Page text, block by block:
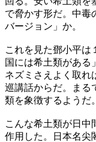
で脅かす形だ。中毒
バージョン」か。
これを見た鄧小平は
国には希土類がある
ネズミさえよく取れ
巡講話からだ。まる
類を象徴するようだ。
こんな希土類が日中
作用した。日本名尖